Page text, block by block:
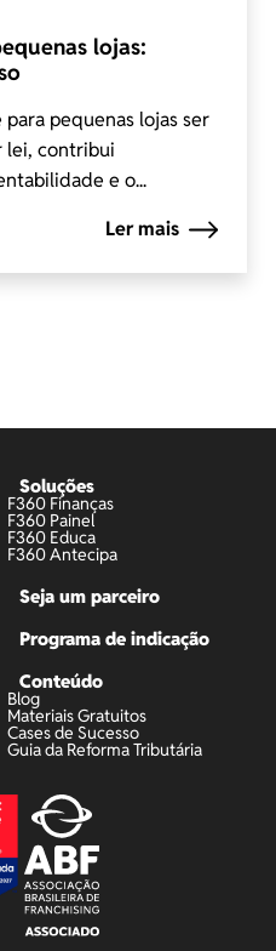
lojas:
pequenas lojas ser
lei, contribui
e o...
Ler mais
Soluções
F360 Finanças
F360 Painel
F360 Educa
F360 Antecipa
Seja um parceiro
Programa de indicação
Conteúdo
Blog
Materiais Gratuitos
Cases de Sucesso
Guia da Reforma Tributária